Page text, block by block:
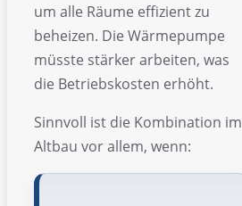
um alle Räume effizient zu
beheizen. Die Wärmepumpe
müsste stärker arbeiten, was
die Betriebskosten erhöht.
Sinnvoll ist die Kombination im
Altbau vor allem, wenn: